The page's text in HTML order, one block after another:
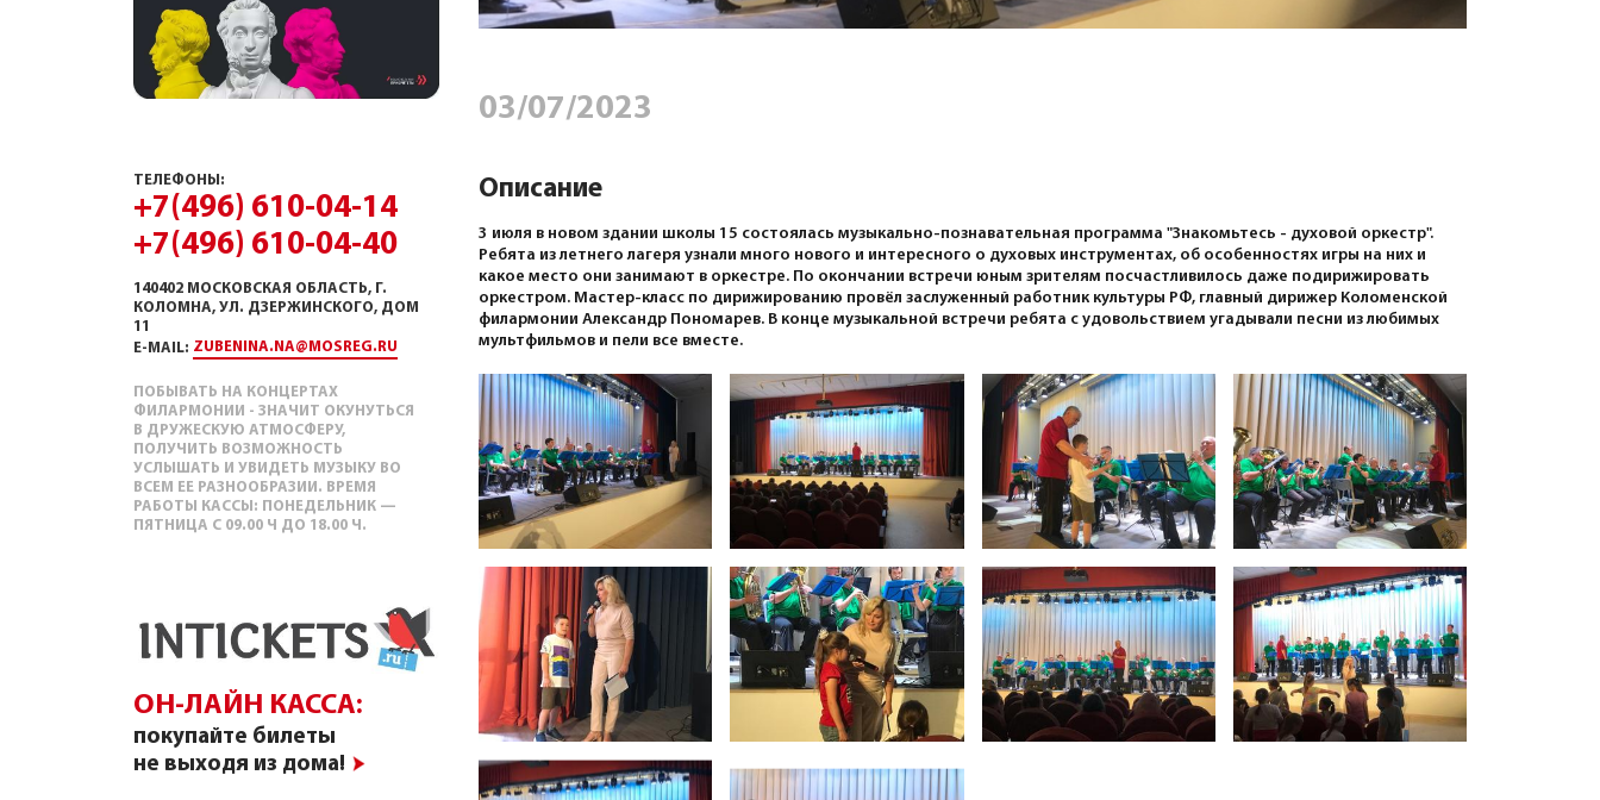
03/07/2023
Описание
3 июля в новом здании школы 15 состоялась музыкально-познавательная программа "Знакомьтесь - духовой оркестр".
Ребята из летнего лагеря узнали много нового и интересного о духовых инструментах, об особенностях игры на них и
какое место они занимают в оркестре. По окончании встречи юным зрителям посчастливилось даже подирижировать
оркестром. Мастер-класс по дирижированию провёл заслуженный работник культуры РФ, главный дирижер Коломенской
филармонии Александр Пономарев. В конце музыкальной встречи ребята с удовольствием угадывали песни из любимых
мультфильмов и пели все вместе.
ТЕЛЕФОНЫ:
+7(496) 610-04-14
+7(496) 610-04-40
140402 МОСКОВСКАЯ ОБЛАСТЬ, Г.
КОЛОМНА, УЛ. ДЗЕРЖИНСКОГО, ДОМ
11
E-MAIL: ZUBENINA.NA@MOSREG.RU
ПОБЫВАТЬ НА КОНЦЕРТАХ
ФИЛАРМОНИИ - ЗНАЧИТ ОКУНУТЬСЯ
В ДРУЖЕСКУЮ АТМОСФЕРУ,
ПОЛУЧИТЬ ВОЗМОЖНОСТЬ
УСЛЫШАТЬ И УВИДЕТЬ МУЗЫКУ ВО
ВСЕМ ЕЕ РАЗНООБРАЗИИ. ВРЕМЯ
РАБОТЫ КАССЫ: ПОНЕДЕЛЬНИК —
ПЯТНИЦА С 09.00 Ч ДО 18.00 Ч.
ОН-ЛАЙН КАССА:
покупайте билеты
не выходя из дома!